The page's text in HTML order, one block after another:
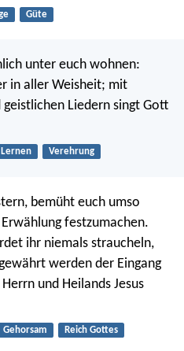
Güte
unter euch wohnen:
in aller Weisheit; mit
geistlichen Liedern singt Gott
Lernen Verehrung
bemüht euch umso
festzumachen.
ihr niemals straucheln,
werden der Eingang
und Heilands Jesus
Gehorsam Reich Gottes